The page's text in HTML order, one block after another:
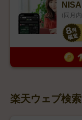
(同月
楽天ウェブ検索